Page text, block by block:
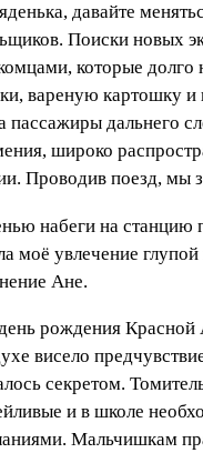
давайте
Поиски новых
которые
вареную картошку и
пассажиры дальнего
широко
Проводив поезд, мы
набеги на станцию
моё увлечение
Ане.
рождения Красной
висело
секретом.
и в школе
Мальчишкам